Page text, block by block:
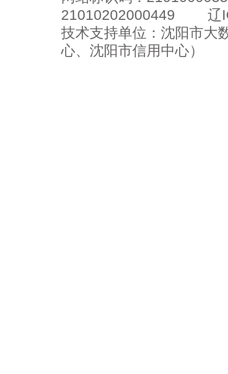
21010202000449
辽
技术支持单位：沈阳市大
心、沈阳市信用中心）